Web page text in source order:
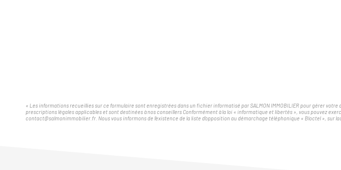
« Les informations recueillies sur ce formulaire sont enregistrées dans un fichier informatisé par SALMON IMMOBILIER pour gérer
prescriptions légales applicables et sont destinées à nos conseillers Conformément à la loi « informatique et libertés », vous pouvez
contact@salmonimmobilier.fr. Nous vous informons de l'existence de la liste d'opposition au démarchage téléphonique « Bloctel », sur